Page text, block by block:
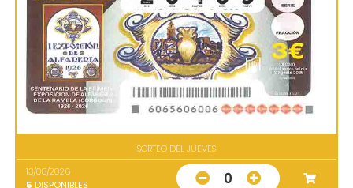
SORTEO DEL JUEVES
13/08/2026
5 DISPONIBLES 0